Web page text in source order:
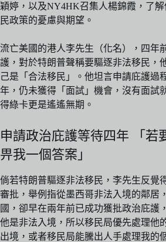
穎婷，以及NY4HK召集人楊錦霞，了
民政策的憂慮與期望。
流亡美國的港人李先生（化名），四年
護，對於特朗普聲稱要驅逐非法移民，
己是「合法移民」。他坦言申請庇護過
年，仍未獲得「面試」機會，沒有面試
得綠卡更是遙遙無期。
申請政治庇護等待四年 「若
畀我一個答案」
倘若特朗普驅逐非法移民，李先生反覺
審批，舉例指從墨西哥非法入境的鄰居
國，卻早在兩年前已成功獲批政治庇護
他是非法入境，所以移民局優先處理他
出境，或者移民局能騰出人手處理我的